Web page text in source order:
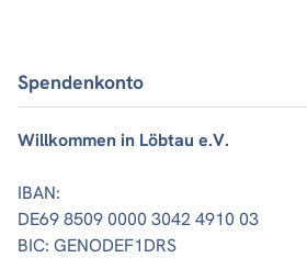
Spendenkonto
Willkommen in Löbtau e.V.
IBAN:
DE69 8509 0000 3042 4910 03
BIC: GENODEF1DRS